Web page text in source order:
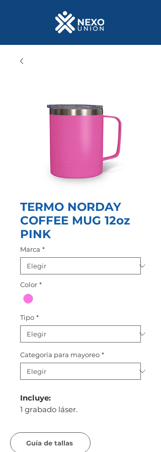
TERMO NORDAY
COFFEE MUG 12oz
PINK
Marca *
Color *
Tipo *
Categoría para mayoreo *
Incluye:
1 grabado láser.
Guía de tallas